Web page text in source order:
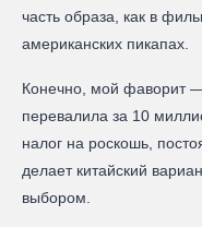
часть образа, как в
американских пикапах.
Конечно, мой фаворит
перевалила за 10
налог на роскошь,
делает китайский
выбором.